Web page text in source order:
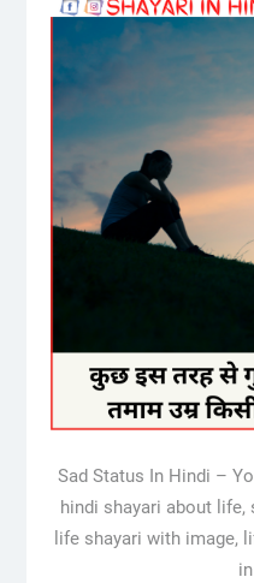
Sad Status In Hindi –
hindi shayari about life,
life shayari with image,